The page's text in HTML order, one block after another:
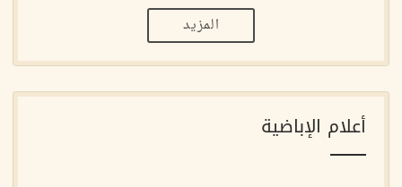
المزيد
أعلام الإباضية